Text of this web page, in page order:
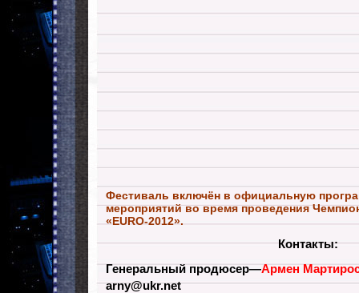
Фестиваль включён в официальную
мероприятий во время проведения
«EURO-2012».
Контакты:
Генеральный продюсер—Армен
arny@ukr.net